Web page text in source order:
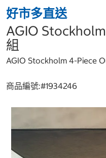
好市多直送
AGIO
組
AGIO Stockholm 4-Piece
商品編號:#1934246